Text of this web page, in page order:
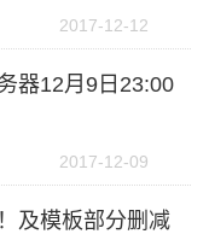
2017-12-12
器12月9日23:00
2017-12-09
及模板部分删减